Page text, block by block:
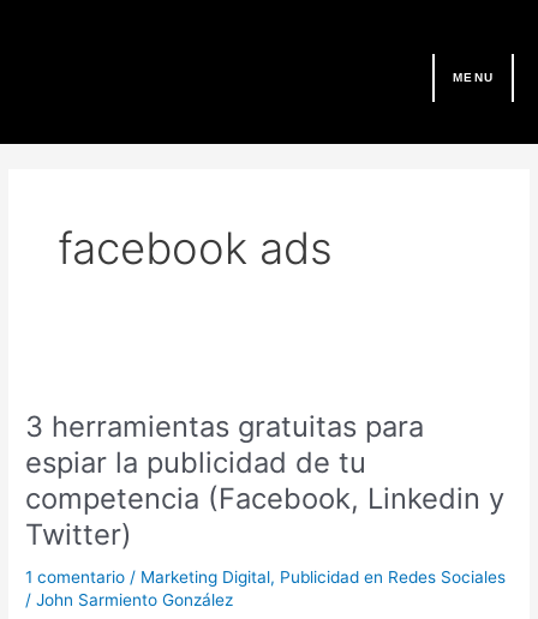
MENU
facebook ads
3 herramientas gratuitas para
espiar la publicidad de tu
competencia (Facebook, Linkedin y
Twitter)
1 comentario / Marketing Digital, Publicidad en Redes Sociales
/John Sarmiento González
gratuitas
espiar
la
publicidad
tu
competencia